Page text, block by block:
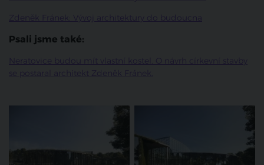
Zdeněk Fránek: Vývoj architektury do budoucna
Psali jsme také:
Neratovice budou mít vlastní kostel. O návrh církevní stavby
se postaral architekt Zdeněk Fránek.